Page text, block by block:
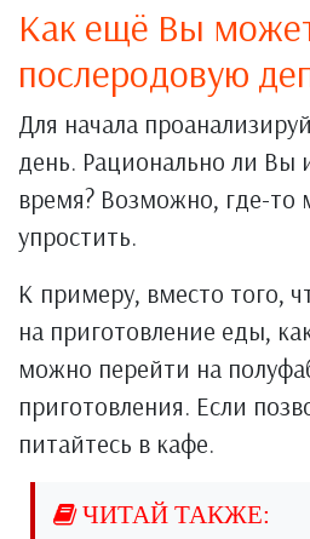
Как ещё Вы
послеродовую
Для начала
день. Рационально ли Вы
время? Возможно, где-то
упростить.
К примеру, вместо того,
на приготовление еды,
можно перейти на
приготовления. Если
питайтесь в кафе.